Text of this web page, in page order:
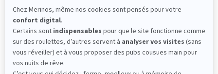
Livraison gratuite
Fabrication Française
101 nuits d'essai*